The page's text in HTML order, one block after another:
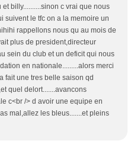
billy..........sinon c vrai que nous
suivent le tfc on a la memoire un
rappellons nous qu au mois de
plus de president,directeur
sein du club et un deficit qui nous
en nationale.........alors merci
fait une tres belle saison qd
quel delort.......avancons
c<br /> d avoir une equipe en
mal,allez les bleus.......et pleins